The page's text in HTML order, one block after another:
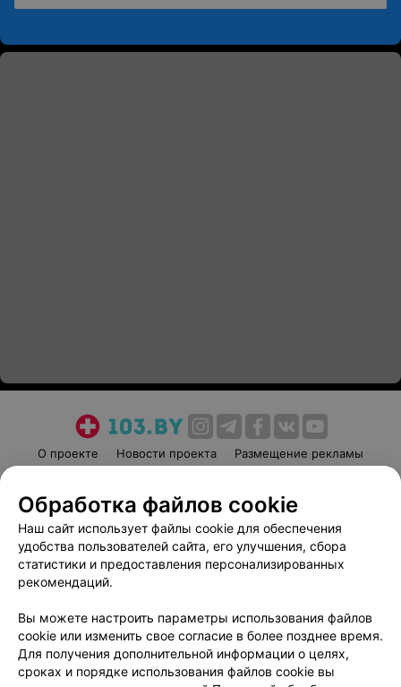
О проекте Новости проекта
Размещение рекламы
Пользовательское соглашение
Способы оплаты
Вакансии
Партнеры
Написать руководителю 103.by
Обработка персональных данных
Обработка файлов cookie
Наш сайт использует файлы cookie для обеспечения
удобства пользователей сайта, его улучшения, сбора
статистики и предоставления персонализированных
рекомендаций.
Вы можете настроить параметры использования файлов
cookie или изменить свое согласие в более позднее время.
Для получения дополнительной информации о целях,
сроках и порядке использования файлов cookie вы